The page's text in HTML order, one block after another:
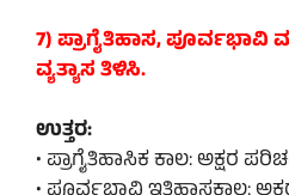
7) ಪ್ರಾಗೈತಿಹಾಸ, ಪೂರ್ವಭಾವಿ
ವ್ಯತ್ಯಾಸ ತಿಳಿಸಿ.
ಉತ್ತರ:
• ಪ್ರಾಗೈತಿಹಾಸಿಕ ಕಾಲ: ಅಕ್ಷರ